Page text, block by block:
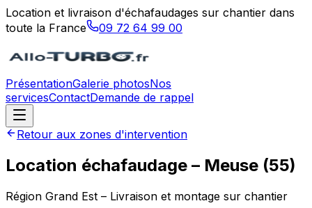
Location et livraison d'échafaudages sur chantier dans
toute la France
09 72 64 99 00
PrésentationGalerie photosNos
servicesContactDemande de rappel
Retour aux zones d'intervention
Location échafaudage – Meuse (55)
Région Grand Est – Livraison et montage sur chantier